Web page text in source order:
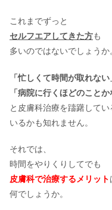
結婚
ク法
結婚
ルフ
結婚
際に
これまでずっと
セルフエアしてきた方も
多いのではないでしょうか
「忙しくて時間が取れない
「病院に行くほどのことか
と皮膚科治療を躊躇してい
いるかも知れません。
それでは、
時間をやりくりしてでも
皮膚科で治療するメリット
何でしょうか。